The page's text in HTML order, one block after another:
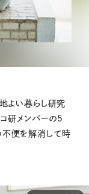
よい暮らし研究
研メンバーの5
不便を解消して時